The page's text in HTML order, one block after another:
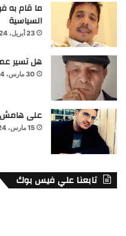
ما قام به
السياسية
23 أبريل، 2024
هل تسير
30 مارس، 2024
على هامش
15 مارس، 2024
تابعنا علي فيس بوك